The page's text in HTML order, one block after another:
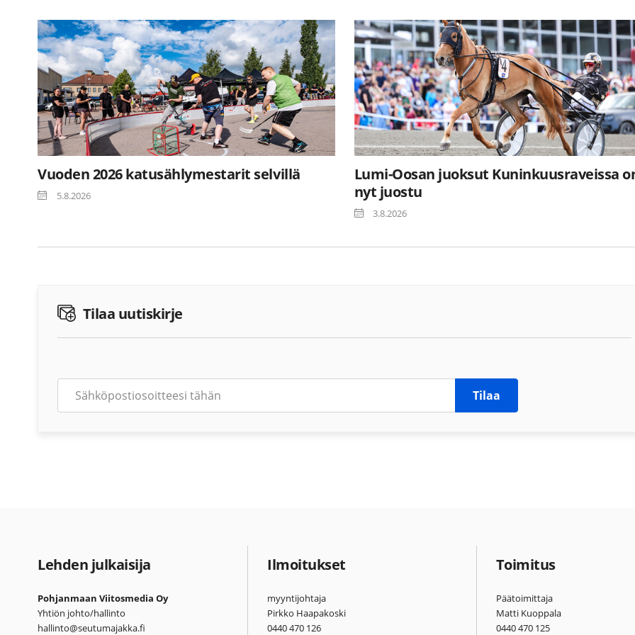
Vuoden 2026 katusählymestarit selvillä
5.8.2026
Lumi-Oosan juoksut Kuninkuusraveissa
nyt juostu
3.8.2026
Tilaa uutiskirje
Tilaa
Lehden julkaisija
Pohjanmaan Viitosmedia Oy
Yhtiön johto/hallinto
hallinto@seutumajakka.fi
Ilmoitukset
myyntijohtaja
Pirkko Haapakoski
0440 470 126
Toimitus
Päätoimittaja
Matti Kuoppala
0440 470 125